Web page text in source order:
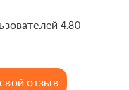
4.80
отзыв